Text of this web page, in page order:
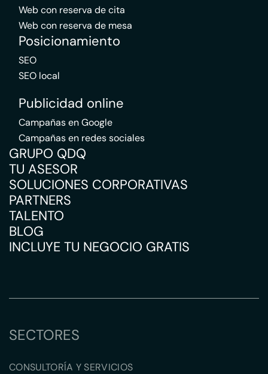
Web con reserva de cita
Web con reserva de mesa
Posicionamiento
SEO
SEO local
Publicidad online
Campañas en Google
Campañas en redes sociales
GRUPO QDQ
TU ASESOR
SOLUCIONES CORPORATIVAS
PARTNERS
TALENTO
BLOG
INCLUYE TU NEGOCIO GRATIS
SECTORES
CONSULTORÍA Y SERVICIOS